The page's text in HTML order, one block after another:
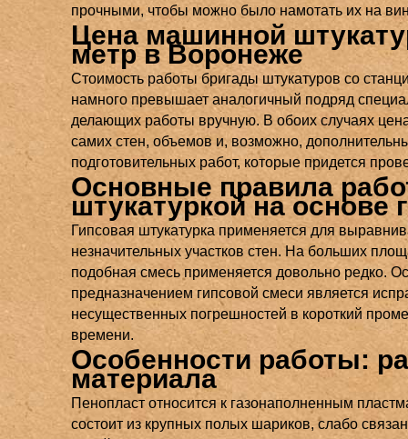
прочными, чтобы можно было намотать их на
Цена машинной
метр в Воронеже
Стоимость работы бригады штукатуров со
намного превышает аналогичный подряд
делающих работы вручную. В обоих случаях
самих стен, объемов и, возможно,
подготовительных работ, которые придется
Основные правила
штукатуркой на основе
Гипсовая штукатурка применяется для
незначительных участков стен. На больших
подобная смесь применяется довольно редко.
предназначением гипсовой смеси является
несущественных погрешностей в короткий
времени.
Особенности работы:
материала
Пенопласт относится к газонаполненным
состоит из крупных полых шариков, слабо